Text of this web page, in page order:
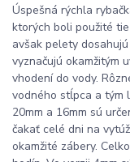
Úspešná rýchla
ktorých boli použité
avšak pelety
vyznačujú okamžitým
vhodení do vody.
vodného stĺpca a tým
20mm a 16mm sú
čakať celé dni na
okamžité zábery.